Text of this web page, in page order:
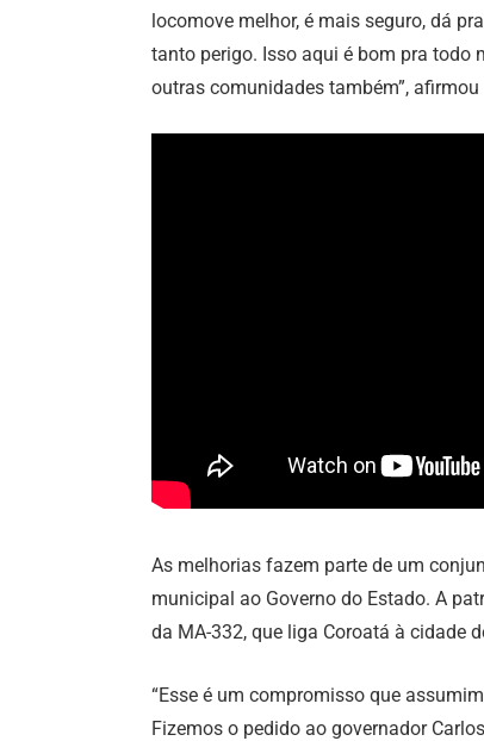
locomove melhor, é mais seguro, dá
tanto perigo. Isso aqui é bom pra todo
outras comunidades também”,
As melhorias fazem parte de um
municipal ao Governo do Estado. A
da MA-332, que liga Coroatá à cidade
“Esse é um compromisso que
Fizemos o pedido ao governador